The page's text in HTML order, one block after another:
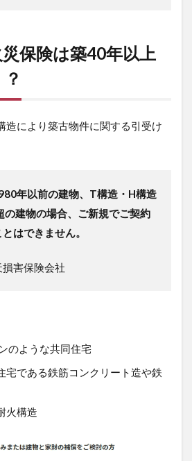
保険は築40年以上
造により築古物件に関する引受け
年以前の建物、T構造・H構造
の建物の場合、ご新規でご契約
はできません。
害保険会社
のような共同住宅
である鉄筋コンクリート造や鉄
火構造